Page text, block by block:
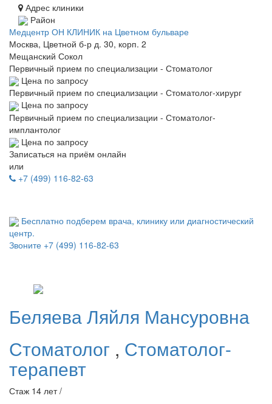
Адрес клиники
Район
Медцентр ОН КЛИНИК на Цветном бульваре
Москва, Цветной б-р д. 30, корп. 2
Мещанский Сокол
Первичный прием по специализации - Стоматолог
Цена по запросу
Первичный прием по специализации - Стоматолог-хирург
Цена по запросу
Первичный прием по специализации - Стоматолог-
имплантолог
Цена по запросу
Записаться на приём онлайн
или
+7 (499) 116-82-63
Бесплатно подберем врача, клинику или диагностический
центр.
Звоните +7 (499) 116-82-63
БеляеваЛяйля Мансуровна
Стоматолог , Стоматолог-
терапевт
Стаж 14 лет /